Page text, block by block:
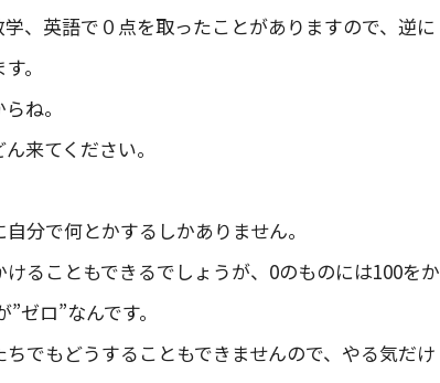
、英語で０点を取ったことがありますので、逆に
。
ね。
来てください。
分で何とかするしかありません。
ることもできるでしょうが、0のものには100をか
ゼロ”なんです。
でもどうすることもできませんので、やる気だけ